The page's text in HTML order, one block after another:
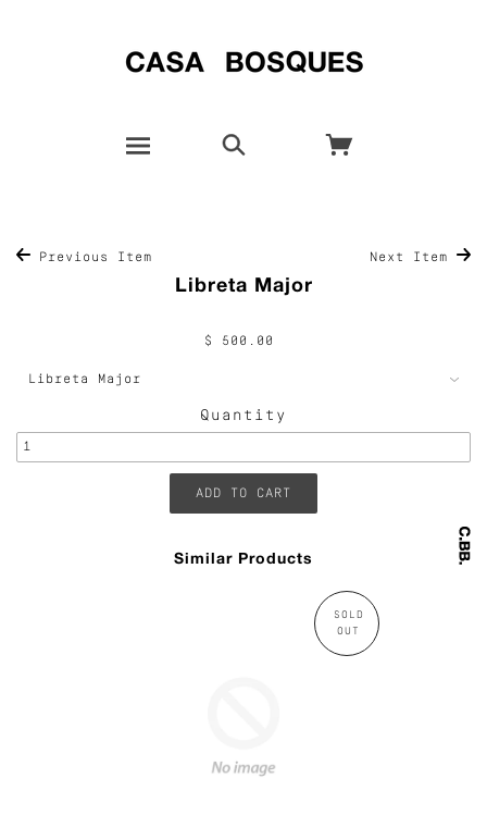
Previous Item Next Item
Libreta Major
$ 500.00
Quantity
Similar Products
SOLD
OUT